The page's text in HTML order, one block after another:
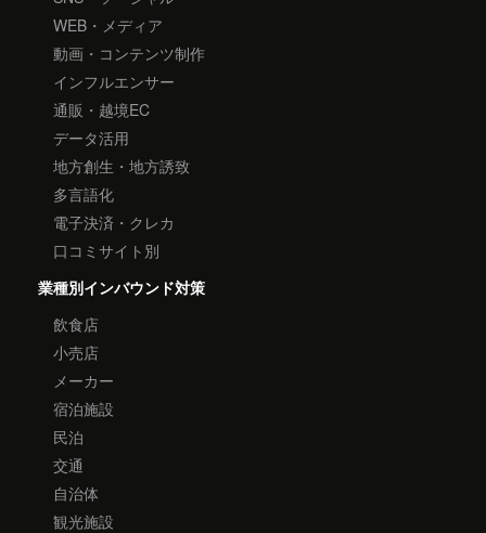
WEB・メディア
動画・コンテンツ制作
インフルエンサー
通販・越境EC
データ活用
地方創生・地方誘致
多言語化
電子決済・クレカ
口コミサイト別
業種別インバウンド対策
飲食店
小売店
メーカー
宿泊施設
民泊
交通
自治体
観光施設